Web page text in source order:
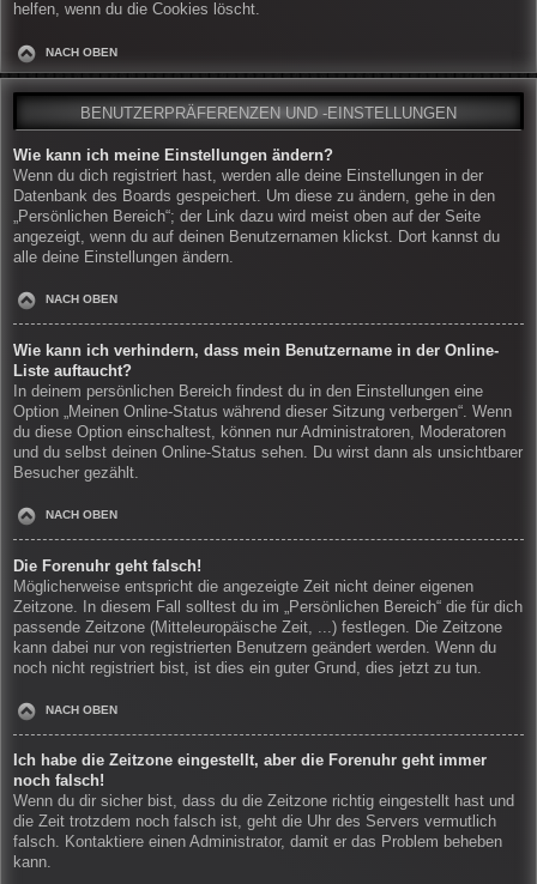
helfen, wenn du die Cookies löscht.
NACH OBEN
BENUTZERPRÄFERENZEN UND -EINSTELLUNGEN
Wie kann ich meine Einstellungen ändern?
Wenn du dich registriert hast, werden alle deine Einstellungen in der
Datenbank des Boards gespeichert. Um diese zu ändern, gehe in den
„Persönlichen Bereich“; der Link dazu wird meist oben auf der Seite
angezeigt, wenn du auf deinen Benutzernamen klickst. Dort kannst du
alle deine Einstellungen ändern.
NACH OBEN
Wie kann ich verhindern, dass mein Benutzername in der Online-
Liste auftaucht?
In deinem persönlichen Bereich findest du in den Einstellungen eine
Option „Meinen Online-Status während dieser Sitzung verbergen“. Wenn
du diese Option einschaltest, können nur Administratoren, Moderatoren
und du selbst deinen Online-Status sehen. Du wirst dann als unsichtbarer
Besucher gezählt.
NACH OBEN
Die Forenuhr geht falsch!
Möglicherweise entspricht die angezeigte Zeit nicht deiner eigenen
Zeitzone. In diesem Fall solltest du im „Persönlichen Bereich“ die für dich
passende Zeitzone (Mitteleuropäische Zeit, ...) festlegen. Die Zeitzone
kann dabei nur von registrierten Benutzern geändert werden. Wenn du
noch nicht registriert bist, ist dies ein guter Grund, dies jetzt zu tun.
NACH OBEN
Ich habe die Zeitzone eingestellt, aber die Forenuhr geht immer
noch falsch!
Wenn du dir sicher bist, dass du die Zeitzone richtig eingestellt hast und
die Zeit trotzdem noch falsch ist, geht die Uhr des Servers vermutlich
falsch. Kontaktiere einen Administrator, damit er das Problem beheben
kann.